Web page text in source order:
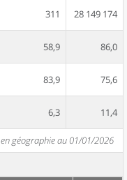
311 28 149 174
58,9 86,0
83,9 75,6
6,3 11,4
géographie au 01/01/2026